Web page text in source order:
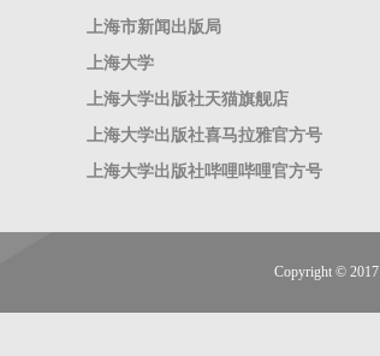
上海市新闻出版局
上海大学
上海大学出版社天猫旗舰店
上海大学出版社喜马拉雅官方号
上海大学出版社哔哩哔哩官方号
Copyright © 2017